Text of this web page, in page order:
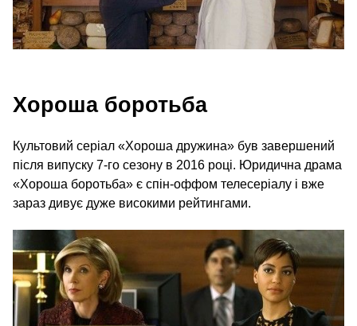
Хороша боротьба
Культовий серіал «Хороша дружина» був завершений
після випуску 7‑го сезону в 2016 році. Юридична драма
«Хороша боротьба» є спін-оффом телесеріалу і вже
зараз дивує дуже високими рейтингами.